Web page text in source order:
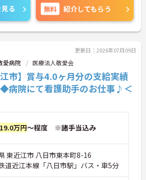
ださい。
る 無料 紹介してもらう
更新日：2026年07月09日
愛病院 医療法人敬愛会
江市】賞与4.0ヶ月分の支給実績
病院にて看護助手のお仕事♪＜
19.0万円～程度 ※諸手当込み
東近江市 八日市東本町8-16
道近江本線「八日市駅」バス・車5分